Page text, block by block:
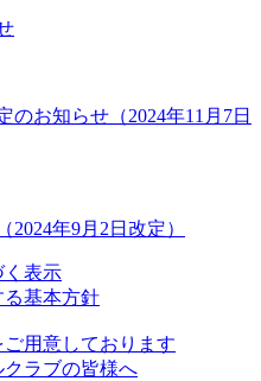
のお知らせ（2024年11月7日
年9月2日改定）
く表示
る基本方針
用意しております
ラブの皆様へ